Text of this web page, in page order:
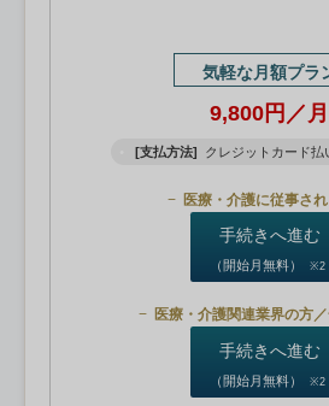
気軽な月額プラ
9,800円／月
[支払方法] クレジットカード払
医療・介護に従事さ
手続きへ進む
（開始月無料） ※2
医療・介護関連業界の方
手続きへ進む
（開始月無料） ※2